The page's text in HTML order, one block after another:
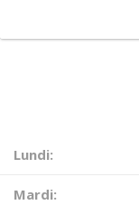
Lundi:
Mardi: